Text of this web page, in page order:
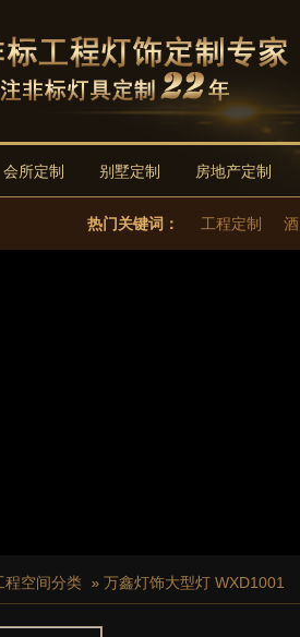
会所定制 别墅定制 房地产定制
热门关键词： 工程定制
程空间分类 万鑫灯饰大型灯 WXD1001